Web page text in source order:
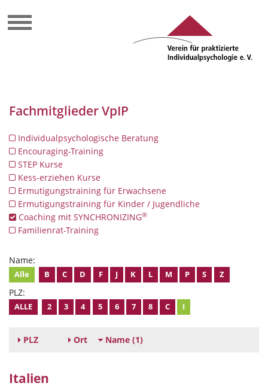
Fachmitglieder VpIP
Individualpsychologische Beratung
Encouraging-Training
STEP Kurse
Kess-erziehen Kurse
Ermutigungstraining für Erwachsene
Ermutigungstraining für Kinder / Jugendliche
Coaching mit SYNCHRONIZING®
Familienrat-Training
Name:
Alle B C D F J K L M P S Z
PLZ:
ALLE 2 3 4 5 6 7 8 C I
PLZ Ort Name (1)
Italien